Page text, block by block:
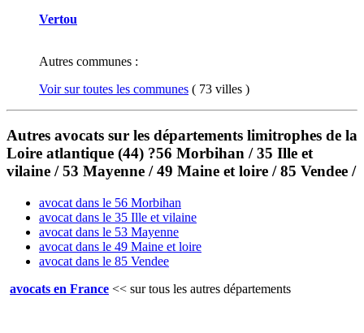
Vertou
Autres communes :
Voir sur toutes les communes ( 73 villes )
Autres avocats sur les départements limitrophes de la
Loire atlantique (44) ?56 Morbihan / 35 Ille et
vilaine / 53 Mayenne / 49 Maine et loire / 85 Vendee /
avocat dans le 56 Morbihan
avocat dans le 35 Ille et vilaine
avocat dans le 53 Mayenne
avocat dans le 49 Maine et loire
avocat dans le 85 Vendee
avocats en France << sur tous les autres départements